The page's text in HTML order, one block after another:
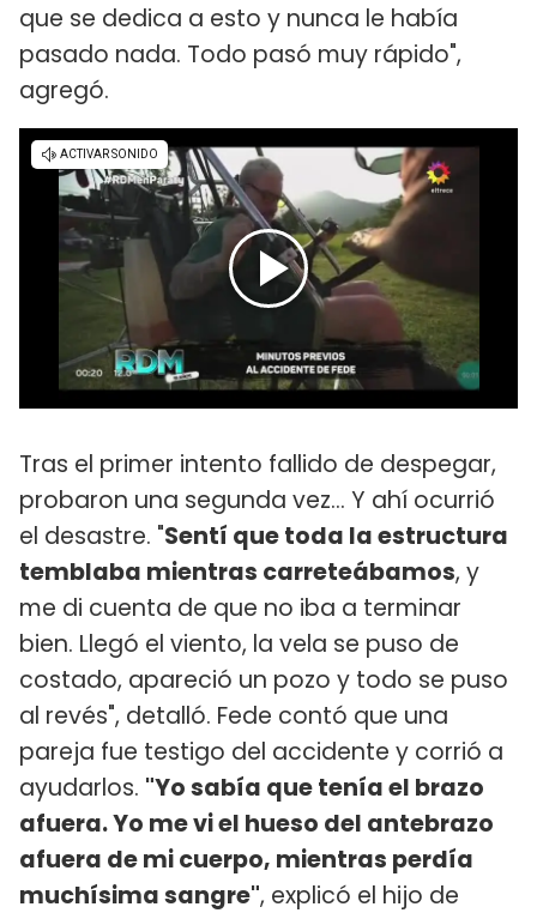
que se dedica a esto y nunca le había
pasado nada. Todo pasó muy rápido",
agregó.
Tras el primer intento fallido de despegar,
probaron una segunda vez... Y ahí ocurrió
el desastre. "Sentí que toda la estructura
temblaba mientras carreteábamos, y
me di cuenta de que no iba a terminar
bien. Llegó el viento, la vela se puso de
costado, apareció un pozo y todo se puso
al revés", detalló. Fede contó que una
pareja fue testigo del accidente y corrió a
ayudarlos. "Yo sabía que tenía el brazo
afuera. Yo me vi el hueso del antebrazo
afuera de mi cuerpo, mientras perdía
muchísima sangre", explicó el hijo de